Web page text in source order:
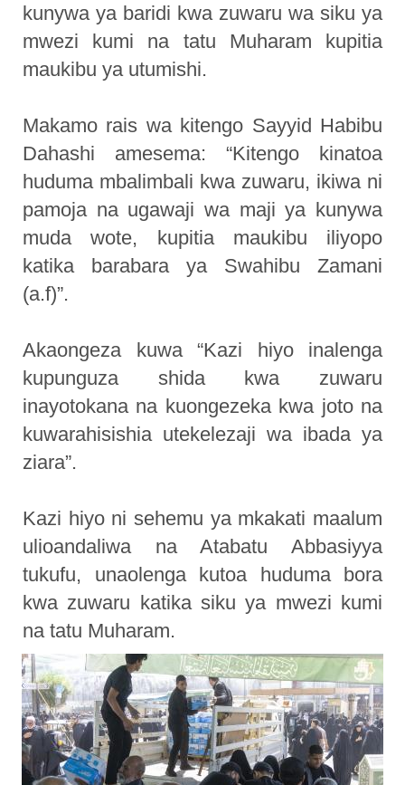
kunywa ya baridi kwa zuwaru wa siku ya
mwezi kumi na tatu Muharam kupitia
maukibu ya utumishi.
Makamo rais wa kitengo Sayyid Habibu
Dahashi amesema: “Kitengo kinatoa
huduma mbalimbali kwa zuwaru, ikiwa ni
pamoja na ugawaji wa maji ya kunywa
muda wote, kupitia maukibu iliyopo
katika barabara ya Swahibu Zamani
(a.f)”.
Akaongeza kuwa “Kazi hiyo inalenga
kupunguza shida kwa zuwaru
inayotokana na kuongezeka kwa joto na
kuwarahisishia utekelezaji wa ibada ya
ziara”.
Kazi hiyo ni sehemu ya mkakati maalum
ulioandaliwa na Atabatu Abbasiyya
tukufu, unaolenga kutoa huduma bora
kwa zuwaru katika siku ya mwezi kumi
na tatu Muharam.